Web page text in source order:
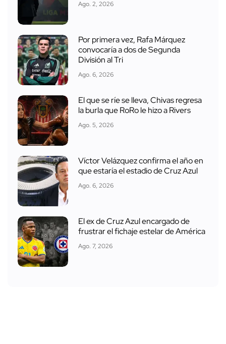
Ago. 2, 2026
Por primera vez, Rafa Márquez
convocaría a dos de Segunda
División al Tri
Ago. 6, 2026
El que se ríe se lleva, Chivas regresa
la burla que RoRo le hizo a Rivers
Ago. 5, 2026
Víctor Velázquez confirma el año en
que estaría el estadio de Cruz Azul
Ago. 6, 2026
El ex de Cruz Azul encargado de
frustrar el fichaje estelar de América
Ago. 7, 2026